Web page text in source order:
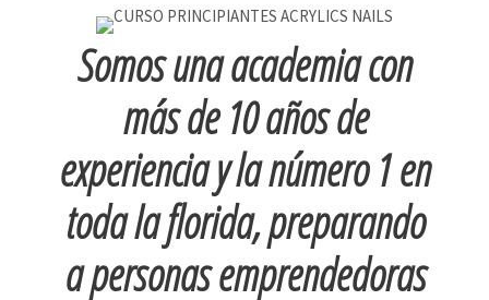
Somos una academia con
más de 10 años de
experiencia y la número 1 en
toda la florida, preparando
a personas emprendedoras